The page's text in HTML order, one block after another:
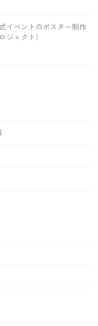
イベントのポスター制作
ジェクト）